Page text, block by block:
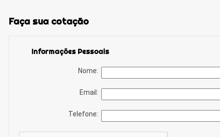
Faça sua cotação
Informações Pessoais
Nome:
Email:
Telefone: